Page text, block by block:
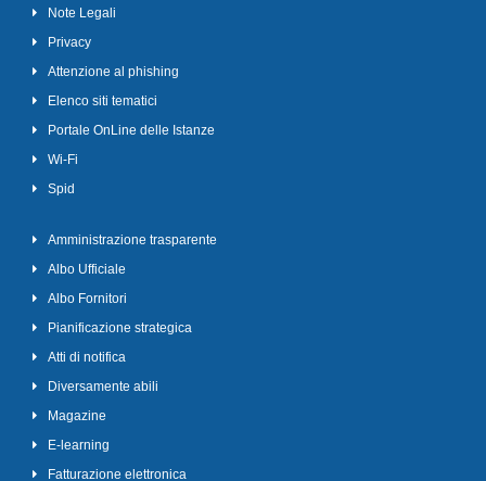
Note Legali
Privacy
Attenzione al phishing
Elenco siti tematici
Portale OnLine delle Istanze
Wi-Fi
Spid
Amministrazione trasparente
Albo Ufficiale
Albo Fornitori
Pianificazione strategica
Atti di notifica
Diversamente abili
Magazine
E-learning
Fatturazione elettronica